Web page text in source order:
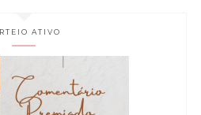
ATIVO